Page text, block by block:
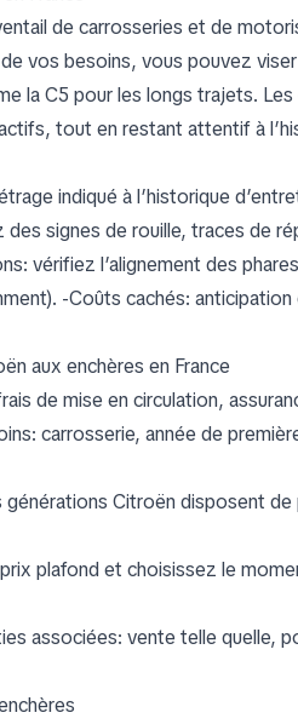
de carrosseries et de
vos besoins, vous pouvez
la C5 pour les longs trajets.
tout en restant attentif à
indiqué à l’historique
des signes de rouille, traces de
vérifiez l’alignement des
-Coûts cachés:
aux enchères en France
de mise en circulation,
carrosserie, année de
Citroën disposent
plafond et choisissez le
associées: vente telle quelle,